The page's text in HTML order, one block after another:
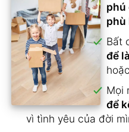
phú
phù
Bất
để
Mọi
để
vì tình yêu của đời